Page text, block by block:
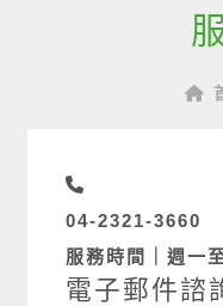
04-2321-3660
服務時間｜週一
電子郵件諮